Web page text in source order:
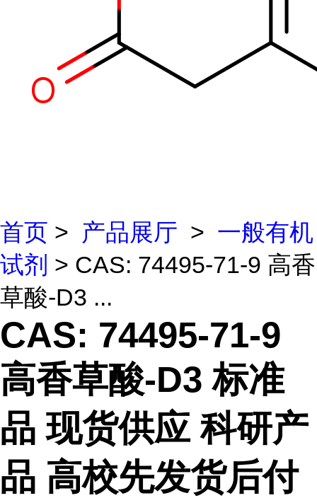
首页 > 产品展厅 > 一般有机
试剂 > CAS: 74495-71-9 高香
草酸-D3 ...
CAS: 74495-71-9
高香草酸-D3 标准
品 现货供应 科研产
品 高校先发货后付